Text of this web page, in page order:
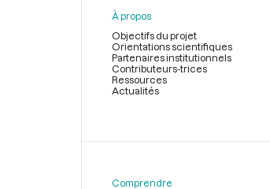
À propos
Objectifs du projet
Orientations scientifiques
Partenaires institutionnels
Contributeurs-trices
Ressources
Actualités
Comprendre